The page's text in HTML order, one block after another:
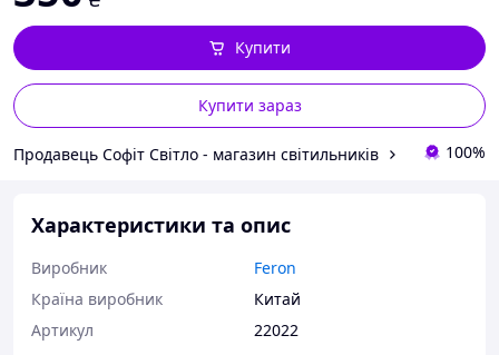
Купити зараз
Купити
Продавець Софіт Світло - магазин світильників 100%
Характеристики та опис
Виробник
Feron
Країна виробник
Китай
Артикул
22022